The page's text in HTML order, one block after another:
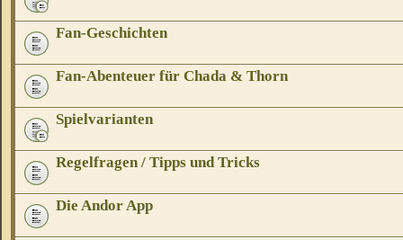
Fan-Geschichten
Fan-Abenteuer für Chada & Thorn
Spielvarianten
Regelfragen / Tipps und Tricks
Die Andor App